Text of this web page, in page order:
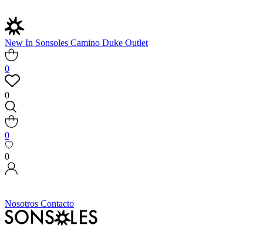
New In Sonsoles Camino Duke Outlet
0
0
0
0
Nosotros Contacto